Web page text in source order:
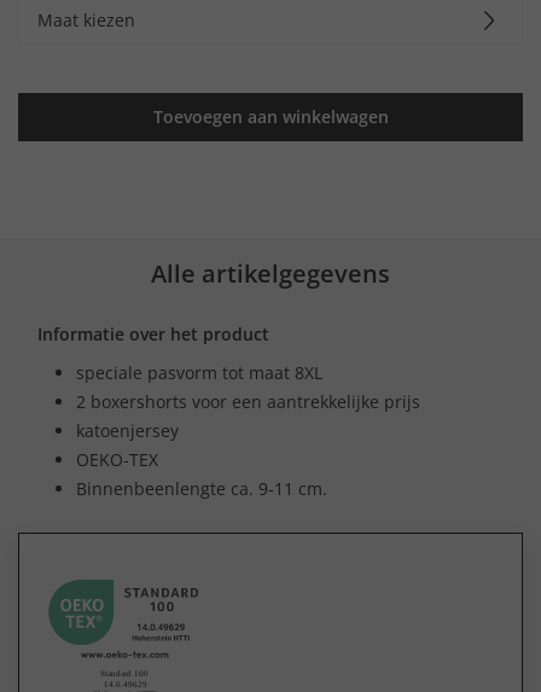
Maat kiezen
Toevoegen aan winkelwagen
Alle artikelgegevens
Informatie over het product
speciale pasvorm tot maat 8XL
2 boxershorts voor een aantrekkelijke prijs
katoenjersey
OEKO-TEX
Binnenbeenlengte ca. 9-11 cm.